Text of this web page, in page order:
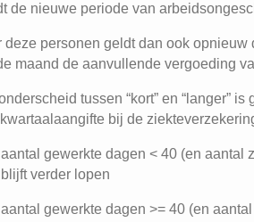
de nieuwe periode van
deze personen geldt dan ook
maand de aanvullende vergoeding
tussen “kort” en “langer”
bij de
aantal gewerkte dagen < 40 (en aantal
blijft verder lopen
aantal gewerkte dagen >= 40 (en